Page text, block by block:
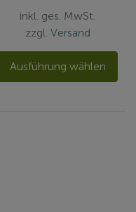
inkl. ges. MwSt.
zzgl. Versand
Ausführung wählen